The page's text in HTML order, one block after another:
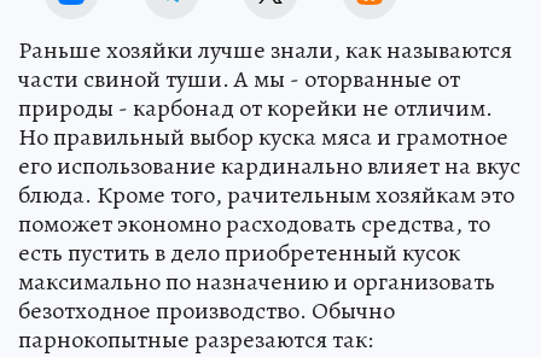
Раньше хозяйки лучше знали, как называются
части свиной туши. А мы - оторванные от
природы - карбонад от корейки не отличим.
Но правильный выбор куска мяса и грамотное
его использование кардинально влияет на вкус
блюда. Кроме того, рачительным хозяйкам это
поможет экономно расходовать средства, то
есть пустить в дело приобретенный кусок
максимально по назначению и организовать
безотходное производство. Обычно
парнокопытные разрезаются так: